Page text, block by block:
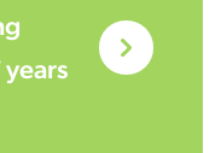
years